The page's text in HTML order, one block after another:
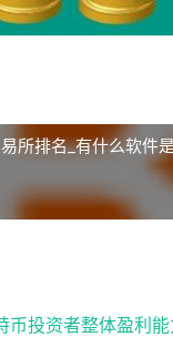
所排名_有什么软件